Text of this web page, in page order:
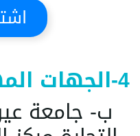
4-الجهات المهنية:
ب- جامعة